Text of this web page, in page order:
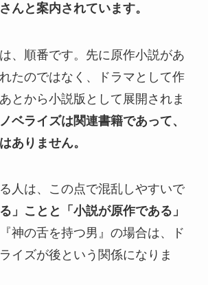
んと案内されています。
、順番です。先に原作小説があ
たのではなく、ドラマとして作
とから小説版として展開されま
ベライズは関連書籍であって、
ありません。
人は、この点で混乱しやすいで
」ことと「小説が原作である」
『神の舌を持つ男』の場合は、ド
イズが後という関係になりま